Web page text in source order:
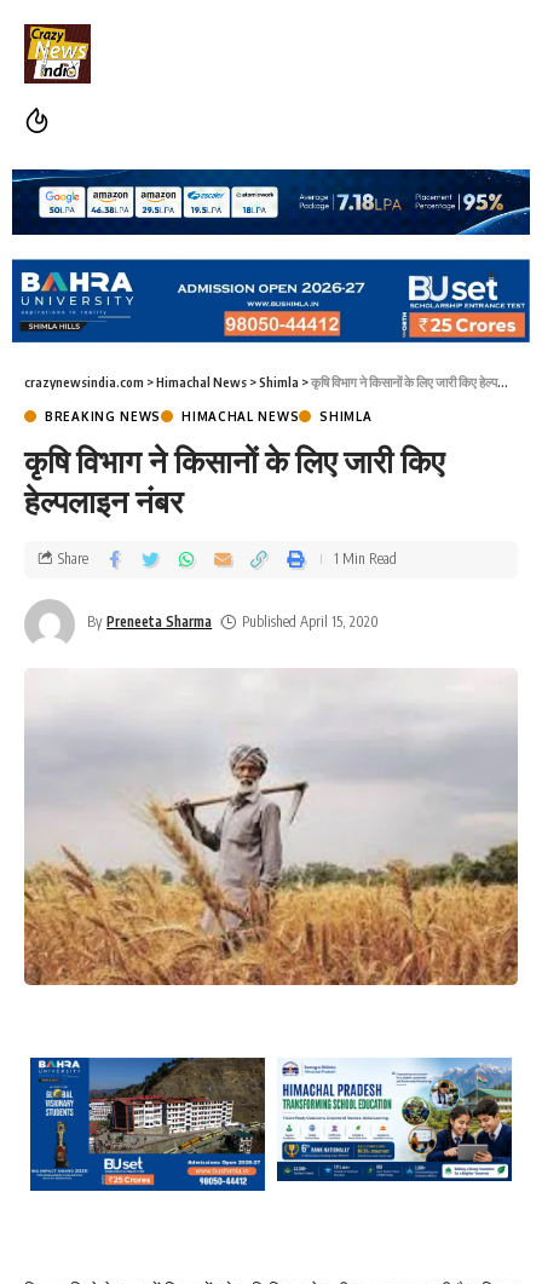
crazynewsindia.com >Himachal News >Shimla >कृषि विभाग ने किसानों के लिए जारी किए हेल्पलाइन नंबर
BREAKING NEWS HIMACHAL NEWS SHIMLA
कृषि विभाग ने किसानों के लिए जारी किए
हेल्पलाइन नंबर
By Preneeta Sharma Published April 15, 2020
Share 1 Min Read